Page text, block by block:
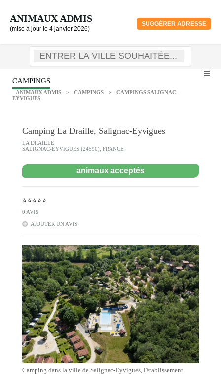
ANIMAUX ADMIS
(mise à jour le 4 janvier 2026)
SUGGÉRER ADRESSE
CAMPINGS
ANIMAUX ADMIS > CAMPINGS >
CAMPINGS SALIGNAC-
EYVIGUES
Camping La Draille, Salignac-Eyvigues
LA DRAILLE
SALIGNAC-EYVIGUES (24590), FRANCE
animaux acceptés
⭐⭐⭐⭐⭐
0 AVIS
AJOUTER UN AVIS
Camping dans la ville de Salignac-Eyvigues, l'établissement